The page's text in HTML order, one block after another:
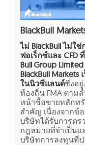
BlackBull
ไม่ BlackBull ไม่ใ
ฟอเร็กซ์และ CFD
Bull Group
BlackBull
ในนิวซีแลนด์ซึ่งอ
ท้องถิ่น FMA ตาม
หน้าซื้อขายหลักท
สำคัญ เนื่องจากข้
บริษัทได้รับการต
กฎหมายที่จำเป็นแ
บริษัทการลงทุนที่